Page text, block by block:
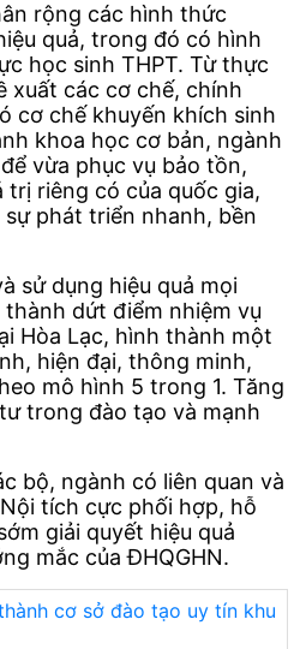
rộng các hình thức
quả, trong đó có hình
học sinh THPT. Từ thực
xuất các cơ chế, chính
cơ chế khuyến khích sinh
khoa học cơ bản, ngành
vừa phục vụ bảo tồn,
trị riêng có của quốc gia,
phát triển nhanh, bền
sử dụng hiệu quả mọi
dứt điểm nhiệm vụ
Hòa Lạc, hình thành một
hiện đại, thông minh,
mô hình 5 trong 1. Tăng
trong đào tạo và mạnh
bộ, ngành có liên quan và
tích cực phối hợp, hỗ
giải quyết hiệu quả
mắc của ĐHQGHN.